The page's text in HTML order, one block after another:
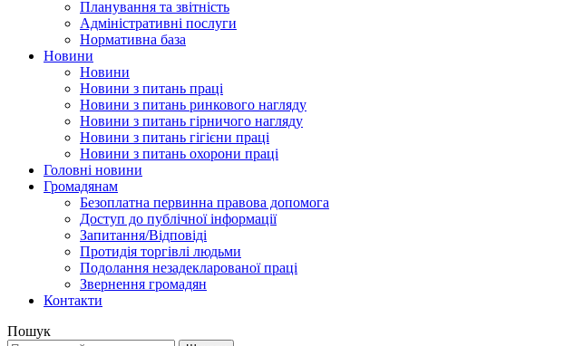
Планування та звітність
Адміністративні послуги
Нормативна база
Новини
Новини
Новини з питань праці
Новини з питань ринкового нагляду
Новини з питань гірничого нагляду
Новини з питань гігієни праці
Новини з питань охорони праці
Головні новини
Громадянам
Безоплатна первинна правова допомога
Доступ до публічної інформації
Запитання/Відповіді
Протидія торгівлі людьми
Подолання незадекларованої праці
Звернення громадян
Контакти
Пошук